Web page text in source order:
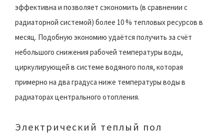
эффективна и позволяет сэкономить (в сравнении с
радиаторной системой) более 10 % тепловых ресурсов в
месяц. Подобную экономию удаётся получить за счёт
небольшого снижения рабочей температуры воды,
циркулирующей в системе водяного поля, которая
примерно на два градуса ниже температуры воды в
радиаторах центрального отопления.
Электрический теплый пол